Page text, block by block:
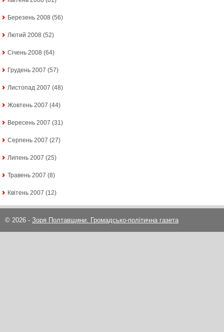
Березень 2008 (56)
Лютий 2008 (52)
Січень 2008 (64)
Грудень 2007 (57)
Листопад 2007 (48)
Жовтень 2007 (44)
Вересень 2007 (31)
Серпень 2007 (27)
Липень 2007 (25)
Травень 2007 (8)
Квітень 2007 (12)
© 2026 - Зоря Полтавщини. Громадсько-політична газета